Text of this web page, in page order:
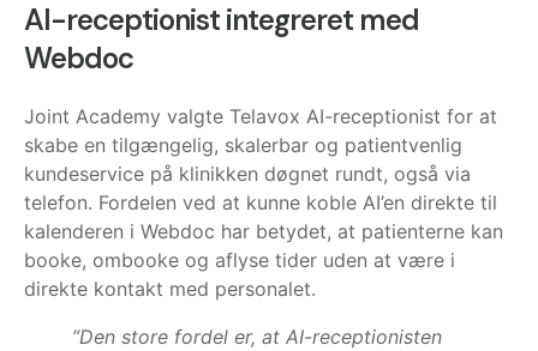
AI-receptionist integreret med
Webdoc
Joint Academy valgte Telavox AI-receptionist for at
skabe en tilgængelig, skalerbar og patientvenlig
kundeservice på klinikken døgnet rundt, også via
telefon. Fordelen ved at kunne koble AI’en direkte til
kalenderen i Webdoc har betydet, at patienterne kan
booke, ombooke og aflyse tider uden at være i
direkte kontakt med personalet.
”Den store fordel er, at AI-receptionisten